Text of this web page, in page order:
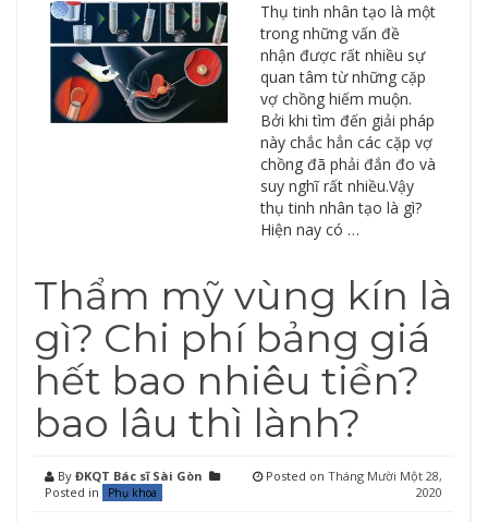
Thụ tinh nhân tạo là một
trong những vấn đề
nhận được rất nhiều sự
quan tâm từ những cặp
vợ chồng hiếm muộn.
Bởi khi tìm đến giải pháp
này chắc hẳn các cặp vợ
chồng đã phải đắn đo và
suy nghĩ rất nhiều.Vậy
thụ tinh nhân tạo là gì?
Hiện nay có …
Thẩm mỹ vùng kín là
gì? Chi phí bảng giá
hết bao nhiêu tiền?
bao lâu thì lành?
By ĐKQT Bác sĩ Sài Gòn
Posted in
Phụ khoa
Posted on Tháng Mười Một 28,
2020